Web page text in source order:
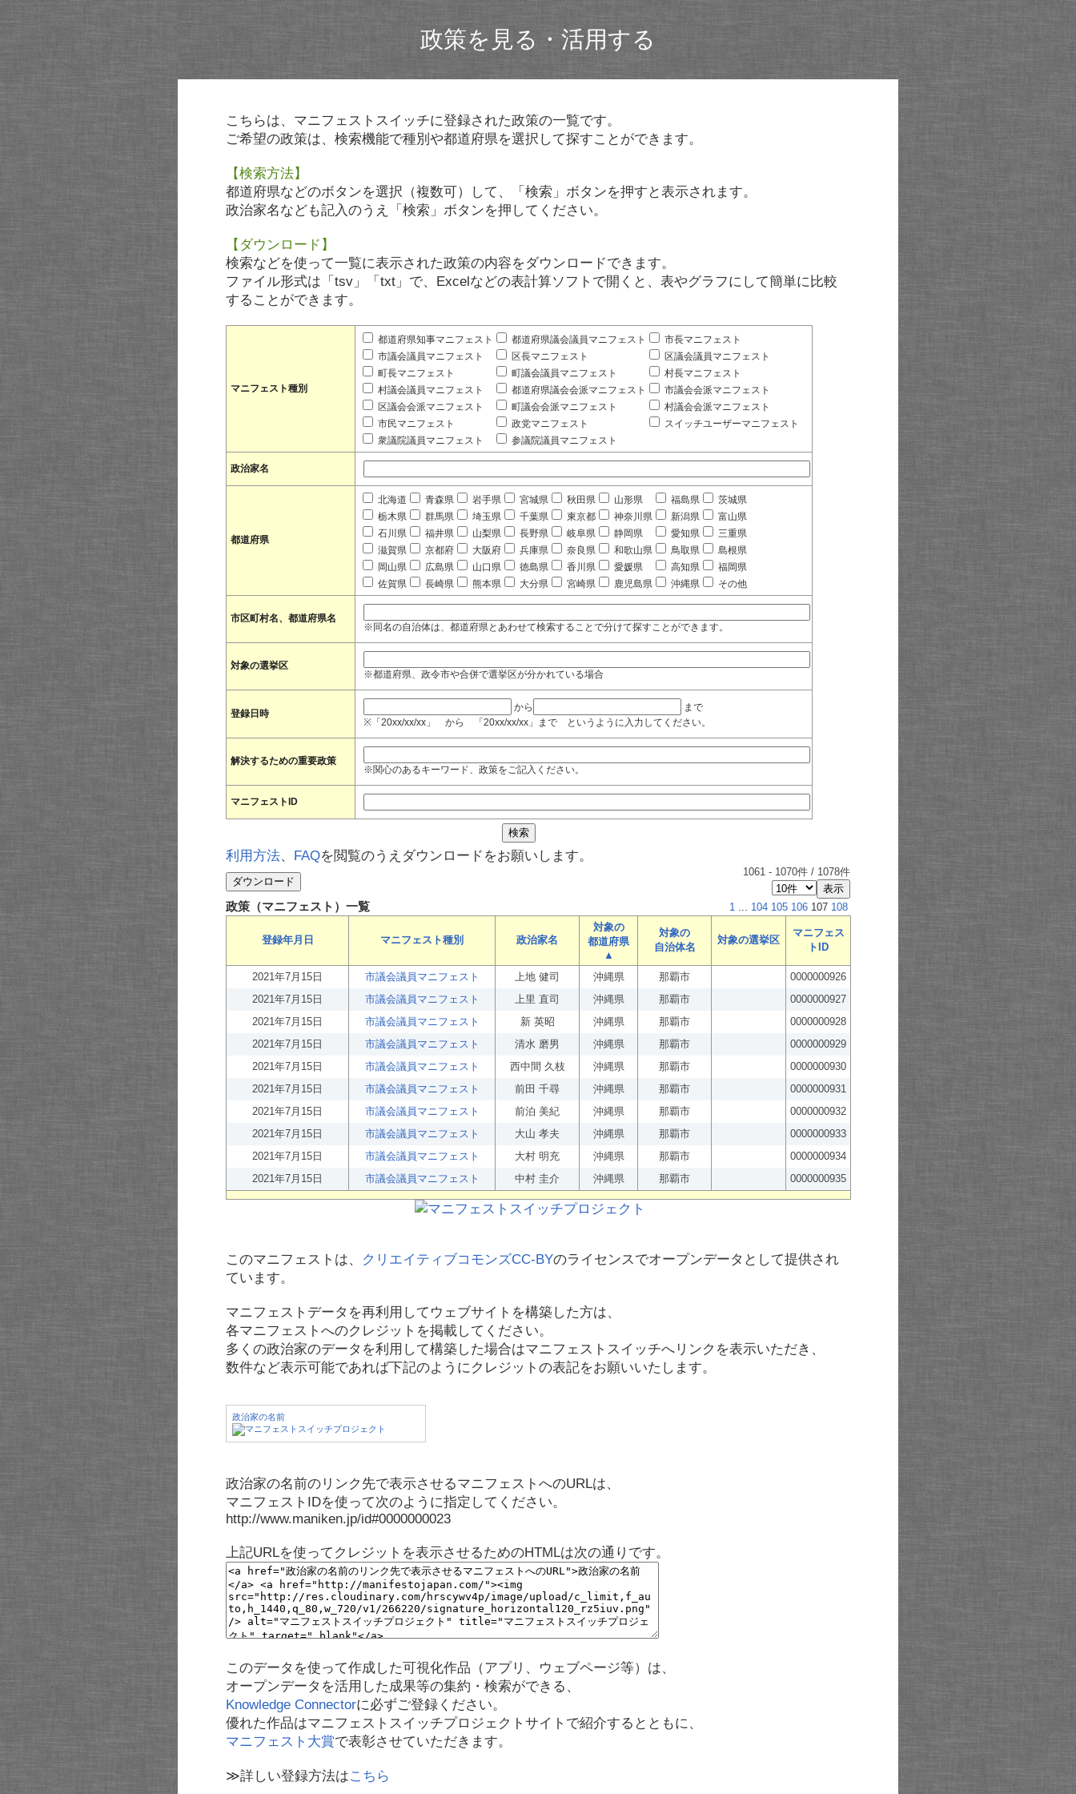
政策を見る・活用する
こちらは、マニフェストスイッチに登録された政策の一覧です。
ご希望の政策は、検索機能で種別や都道府県を選択して探すことができます。
【検索方法】
都道府県などのボタンを選択（複数可）して、「検索」ボタンを押すと表示されます。
政治家名なども記入のうえ「検索」ボタンを押してください。
【ダウンロード】
検索などを使って一覧に表示された政策の内容をダウンロードできます。
ファイル形式は「tsv」「txt」で、Excelなどの表計算ソフトで開くと、表やグラフにして簡単に比較
することができます。
マニフェスト種別
都道府県知事マニフェスト 都道府県議会議員マニフェスト
市長マニフェスト
市議会議員マニフェスト
区長マニフェスト
区議会議員マニフェスト
町長マニフェスト
町議会議員マニフェスト
村長マニフェスト
村議会議員マニフェスト
都道府県議会会派マニフェスト
市議会会派マニフェスト
区議会会派マニフェスト
町議会会派マニフェスト
村議会会派マニフェスト
市民マニフェスト
政党マニフェスト
スイッチユーザーマニフェスト
衆議院議員マニフェスト
参議院議員マニフェスト
政治家名
都道府県
北海道 青森県 岩手県 宮城県 秋田県 山形県 福島県
茨城県
栃木県
群馬県 埼玉県 千葉県 東京都 神奈川県 新潟県
富山県
石川県
福井県 山梨県 長野県 岐阜県 静岡県 愛知県
三重県
滋賀県
京都府 大阪府 兵庫県 奈良県 和歌山県 鳥取県
島根県
岡山県
広島県 山口県 徳島県 香川県 愛媛県 高知県
福岡県
佐賀県
長崎県 熊本県 大分県 宮崎県 鹿児島県 沖縄県 その他
市区町村名、都道府県名
※同名の自治体は、都道府県とあわせて検索することで分けて探すことができます。
対象の選挙区
※都道府県、政令市や合併で選挙区が分かれている場合
登録日時
から
まで
※「20xx/xx/xx」 から 「20xx/xx/xx」まで というように入力してください。
解決するための重要政策
※関心のあるキーワード、政策をご記入ください。
マニフェストID
利用方法、 FAQを閲覧のうえダウンロードをお願いします。
1061 - 1070件 / 1078件
政策（マニフェスト）一覧 1 ... 104 105 106 107 108
登録年月日 マニフェスト種別 政治家名
対象の
都道府県
▲
対象の
自治体名
対象の選挙区
マニフェス
トID
2021年7月15日 市議会議員マニフェスト 上地 健司 沖縄県 那覇市
0000000926
2021年7月15日
市議会議員マニフェスト 上里 直司 沖縄県 那覇市
0000000927
2021年7月15日
市議会議員マニフェスト 新 英昭 沖縄県 那覇市
0000000928
2021年7月15日
市議会議員マニフェスト 清水 磨男 沖縄県 那覇市
0000000929
2021年7月15日
市議会議員マニフェスト 西中間 久枝 沖縄県 那覇市
0000000930
2021年7月15日
市議会議員マニフェスト 前田 千尋 沖縄県 那覇市
0000000931
2021年7月15日
市議会議員マニフェスト 前泊 美紀 沖縄県 那覇市
0000000932
2021年7月15日
市議会議員マニフェスト 大山 孝夫 沖縄県 那覇市
0000000933
2021年7月15日
市議会議員マニフェスト 大村 明充 沖縄県 那覇市
0000000934
2021年7月15日
市議会議員マニフェスト 中村 圭介 沖縄県 那覇市 0000000935
このマニフェストは、 クリエイティブコモンズCC-BYのライセンスでオープンデータとして提供され
ています。
マニフェストデータを再利用してウェブサイトを構築した方は、
各マニフェストへのクレジットを掲載してください。
多くの政治家のデータを利用して構築した場合はマニフェストスイッチへリンクを表示いただき、
数件など表示可能であれば下記のようにクレジットの表記をお願いいたします。
政治家の名前
政治家の名前のリンク先で表示させるマニフェストへのURLは、
マニフェストIDを使って次のように指定してください。
http://www.maniken.jp/id#0000000023
上記URLを使ってクレジットを表示させるためのHTMLは次の通りです。
このデータを使って作成した可視化作品（アプリ、ウェブページ等）は、
オープンデータを活用した成果等の集約・検索ができる、
Knowledge Connectorに必ずご登録ください。
優れた作品はマニフェストスイッチプロジェクトサイトで紹介するとともに、
マニフェスト大賞で表彰させていただきます。
≫詳しい登録方法はこちら